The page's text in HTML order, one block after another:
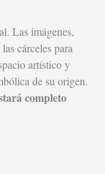
Las imágenes,
cárceles para
artístico y
de su origen.
completo